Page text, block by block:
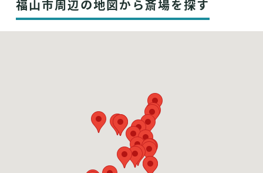
福山市周辺の地図から斎場を探す